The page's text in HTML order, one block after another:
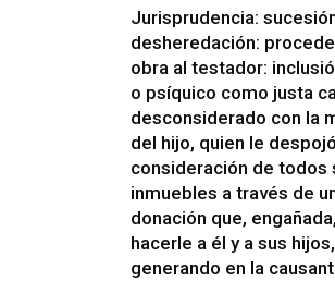
Jurisprudencia:
desheredación:
obra al testador:
o psíquico como justa
desconsiderado con la
del hijo, quien le
consideración de todos
inmuebles a través de
donación que,
hacerle a él y a sus
generando en la